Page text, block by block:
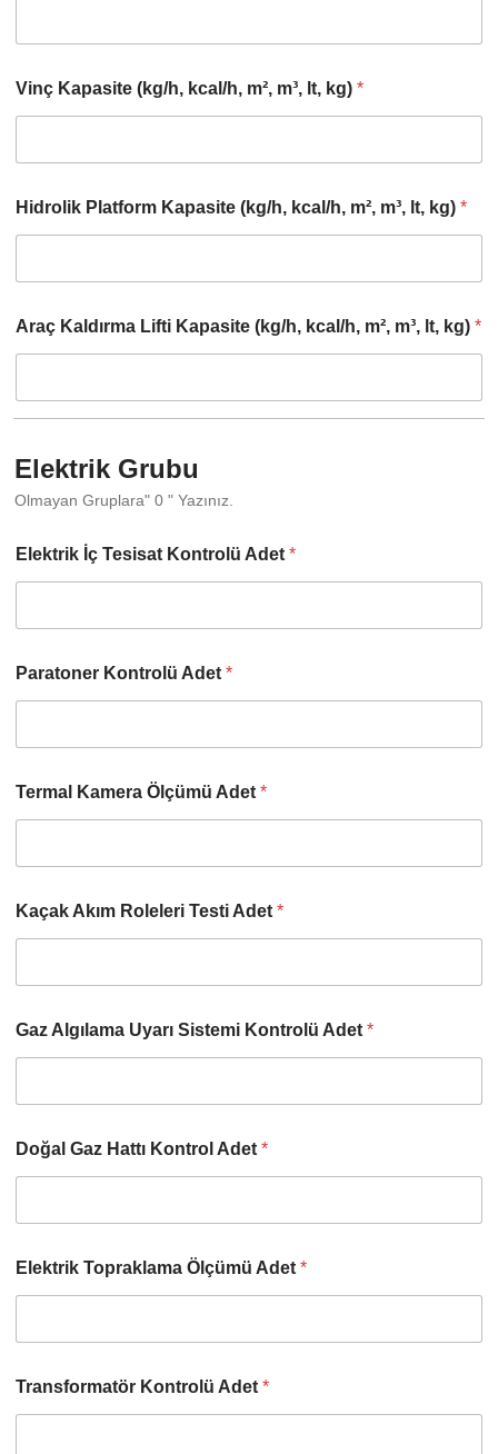
Vinç Kapasite (kg/h, kcal/h, m², m³, lt, kg) *
Hidrolik Platform Kapasite (kg/h, kcal/h, m², m³, lt, kg) *
Araç Kaldırma Lifti Kapasite (kg/h, kcal/h, m², m³, lt, kg) *
Elektrik Grubu
Olmayan Gruplara" 0 " Yazınız.
Elektrik İç Tesisat Kontrolü Adet *
Paratoner Kontrolü Adet *
Termal Kamera Ölçümü Adet *
Kaçak Akım Roleleri Testi Adet *
Gaz Algılama Uyarı Sistemi Kontrolü Adet *
Doğal Gaz Hattı Kontrol Adet *
Elektrik Topraklama Ölçümü Adet *
Transformatör Kontrolü Adet *